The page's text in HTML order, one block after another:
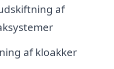
af
af kloakker